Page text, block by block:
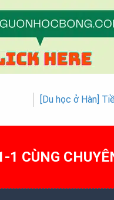
[Du học ở Hàn]
CÙNG